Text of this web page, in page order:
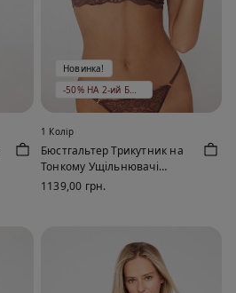
Новинка!
-50% НА 2-ий БЮСТГАЛЬТЕР
1 Колір
Бюстгальтер Трикутник на
Тонкому Ущільнювачі
Havana Perfect Harmony
1139,00 грн.